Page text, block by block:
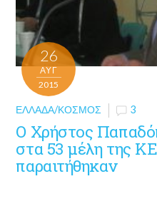
26
ΑΥΓ
2015
ΕΛΛΆΔΑ/ΚΌΣΜΟΣ 3
Ο Χρήστος
στα 53 μέλη της
παραιτήθηκαν